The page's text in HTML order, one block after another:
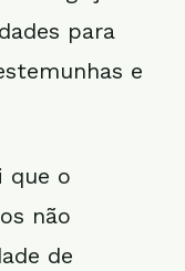
para
e
que o
não
de